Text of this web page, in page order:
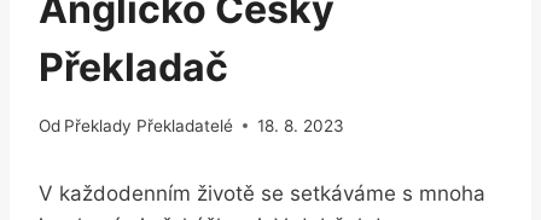
Překladač
Od Překlady Překladatelé 18. 8. 2023
V každodenním životě se setkáváme s mnoha